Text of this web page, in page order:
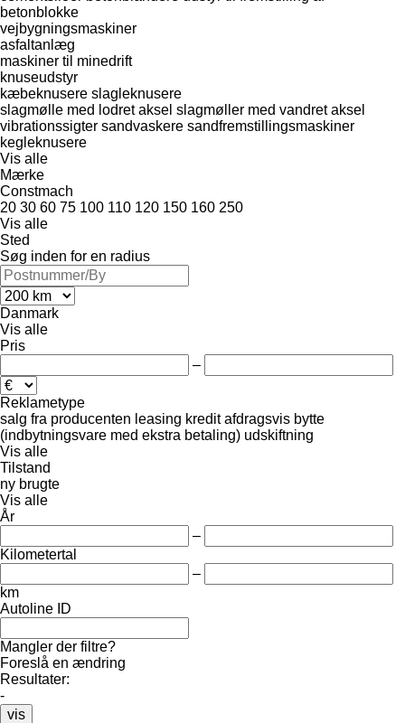
betonblokke
vejbygningsmaskiner
asfaltanlæg
maskiner til minedrift
knuseudstyr
kæbeknusere slagleknusere
slagmølle med lodret aksel slagmøller med vandret aksel
vibrationssigter sandvaskere sandfremstillingsmaskiner
kegleknusere
Vis alle
Mærke
Constmach
20 30 60 75 100 110 120 150 160 250
Vis alle
Sted
Søg inden for en radius
Danmark
Vis alle
Pris
–
Reklametype
salg fra producenten leasing kredit afdragsvis bytte
(indbytningsvare med ekstra betaling) udskiftning
Vis alle
Tilstand
ny brugte
Vis alle
År
–
Kilometertal
–
km
Autoline ID
Mangler der filtre?
Foreslå en ændring
Resultater:
-
vis